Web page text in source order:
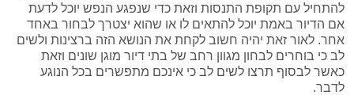
להתחיל עם תקופת התנסות וזאת כדי שנפגע הנפש יוכל לדעת
אם הדיור באמת יוכל להתאים לו או שהוא יצטרך לבחור באחד
אחר. לאור זאת יהיה חשוב לקחת את הנושא הזה ברצינות ולשים
לב כי בוחרים לבחון מגוון רחב של בתי דיור מוגן שונים וזאת
כאשר לבסוף תרצו לשים לב כי אינכם מתפשרים בכל הנוגע
לדבר.